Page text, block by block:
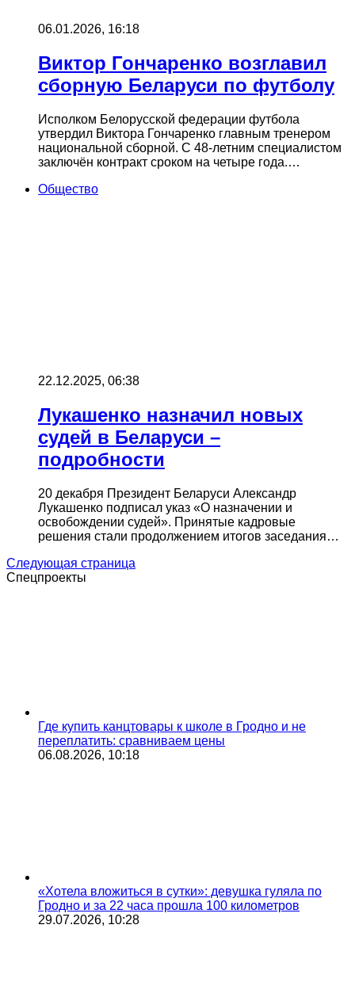
06.01.2026, 16:18
Виктор Гончаренко возглавил
сборную Беларуси по футболу
Исполком Белорусской федерации футбола
утвердил Виктора Гончаренко главным тренером
национальной сборной. С 48‑летним специалистом
заключён контракт сроком на четыре года.…
Общество
22.12.2025, 06:38
Лукашенко назначил новых
судей в Беларуси –
подробности
20 декабря Президент Беларуси Александр
Лукашенко подписал указ «О назначении и
освобождении судей». Принятые кадровые
решения стали продолжением итогов заседания…
Следующая страница
Спецпроекты
Где купить канцтовары к школе в Гродно и не
переплатить: сравниваем цены
06.08.2026, 10:18
«Хотела вложиться в сутки»: девушка гуляла по
Гродно и за 22 часа прошла 100 километров
29.07.2026, 10:28